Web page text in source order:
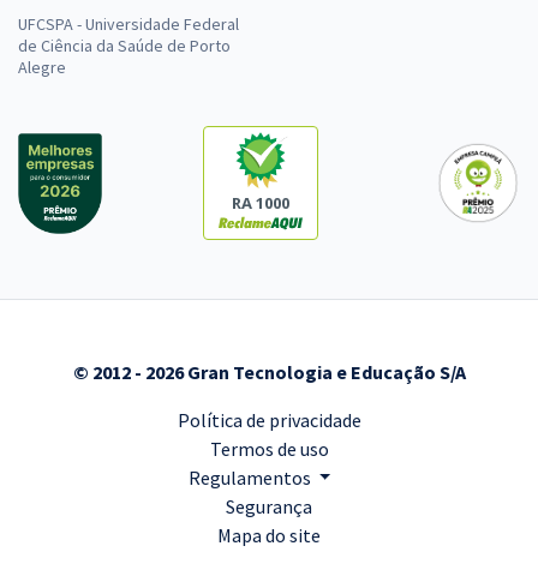
UFCSPA - Universidade Federal
de Ciência da Saúde de Porto
Alegre
RA 1000
© 2012 - 2026 Gran Tecnologia e Educação S/A
Política de privacidade
Termos de uso
Regulamentos
Segurança
Mapa do site